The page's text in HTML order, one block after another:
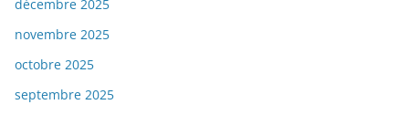
décembre 2025
novembre 2025
octobre 2025
septembre 2025